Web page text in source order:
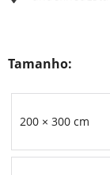
Tamanho:
200 × 300 cm